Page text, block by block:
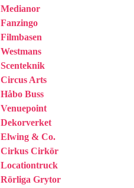
Medianor
Fanzingo
Filmbasen
Westmans
Scenteknik
Circus Arts
Håbo Buss
Venuepoint
Dekorverket
Elwing & Co.
Cirkus Cirkör
Locationtruck
Rörliga Grytor